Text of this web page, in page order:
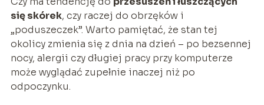
się skórek, czy raczej do obrzęków i
„poduszeczek”. Warto pamiętać, że stan tej
okolicy zmienia się z dnia na dzień – po bezsennej
nocy, alergii czy długiej pracy przy komputerze
może wyglądać zupełnie inaczej niż po
odpoczynku.